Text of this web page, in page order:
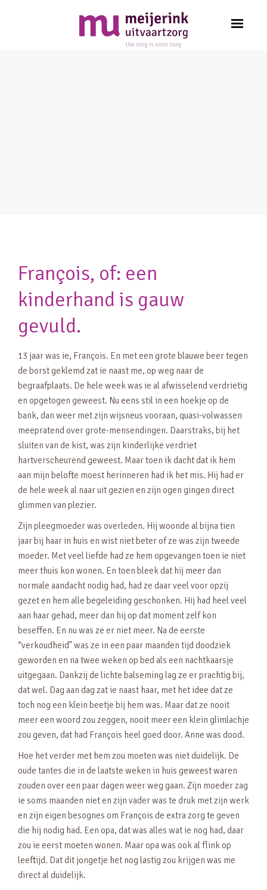
François, of: een
kinderhand is gauw
gevuld.
13 jaar was ie, François. En met een grote blauwe beer tegen
de borst geklemd zat ie naast me, op weg naar de
begraafplaats. De hele week was ie al afwisselend verdrietig
en opgetogen geweest. Nu eens stil in een hoekje op de
bank, dan weer met zijn wijsneus vooraan, quasi-volwassen
meepratend over grote-mensendingen. Daarstraks, bij het
sluiten van de kist, was zijn kinderlijke verdriet
hartverscheurend geweest. Maar toen ik dacht dat ik hem
aan mijn belofte moest herinneren had ik het mis. Hij had er
de hele week al naar uit gezien en zijn ogen gingen direct
glimmen van plezier.
Zijn pleegmoeder was overleden. Hij woonde al bijna tien
jaar bij haar in huis en wist niet beter of ze was zijn tweede
moeder. Met veel liefde had ze hem opgevangen toen ie niet
meer thuis kon wonen. En toen bleek dat hij meer dan
normale aandacht nodig had, had ze daar veel voor opzij
gezet en hem alle begeleiding geschonken. Hij had heel veel
aan haar gehad, meer dan hij op dat moment zelf kon
beseffen. En nu was ze er niet meer. Na de eerste
“verkoudheid” was ze in een paar maanden tijd doodziek
geworden en na twee weken op bed als een nachtkaarsje
uitgegaan. Dankzij de lichte balseming lag ze er prachtig bij,
dat wel. Dag aan dag zat ie naast haar, met het idee dat ze
toch nog een klein beetje bij hem was. Maar dat ze nooit
meer een woord zou zeggen, nooit meer een klein glimlachje
zou geven, dat had François heel goed door. Anne was dood.
Hoe het verder met hem zou moeten was niet duidelijk. De
oude tantes die in de laatste weken in huis geweest waren
zouden over een paar dagen weer weg gaan. Zijn moeder zag
ie soms maanden niet en zijn vader was te druk met zijn werk
en zijn eigen besognes om François de extra zorg te geven
die hij nodig had. Een opa, dat was alles wat ie nog had, daar
zou ie eerst moeten wonen. Maar opa was ook al flink op
leeftijd. Dat dit jongetje het nog lastig zou krijgen was me
direct al duidelijk.